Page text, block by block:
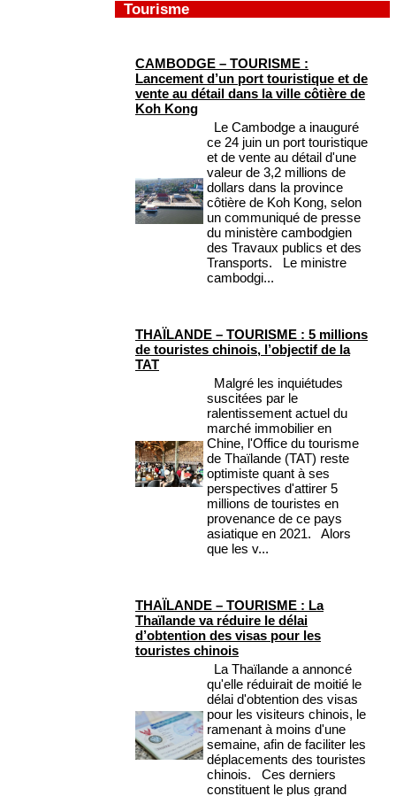
Tourisme
CAMBODGE – TOURISME :
Lancement d’un port touristique et de
vente au détail dans la ville côtière de
Koh Kong
Le Cambodge a inauguré
ce 24 juin un port touristique
et de vente au détail d'une
valeur de 3,2 millions de
dollars dans la province
côtière de Koh Kong, selon
un communiqué de presse
du ministère cambodgien
des Travaux publics et des
Transports. Le ministre
cambodgi...
THAÏLANDE – TOURISME : 5 millions
de touristes chinois, l’objectif de la
TAT
Malgré les inquiétudes
suscitées par le
ralentissement actuel du
marché immobilier en
Chine, l'Office du tourisme
de Thaïlande (TAT) reste
optimiste quant à ses
perspectives d'attirer 5
millions de touristes en
provenance de ce pays
asiatique en 2021. Alors
que les v...
THAÏLANDE – TOURISME : La
Thaïlande va réduire le délai
d’obtention des visas pour les
touristes chinois
La Thaïlande a annoncé
qu'elle réduirait de moitié le
délai d'obtention des visas
pour les visiteurs chinois, le
ramenant à moins d'une
semaine, afin de faciliter les
déplacements des touristes
chinois. Ces derniers
constituent le plus grand